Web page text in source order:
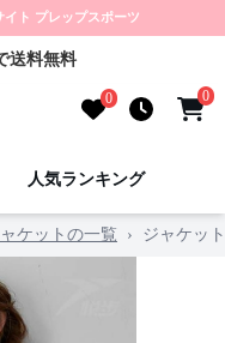
ト プレップスポーツ
送料無料
0 0
人気ランキング
ケットの一覧 › ジャケッ